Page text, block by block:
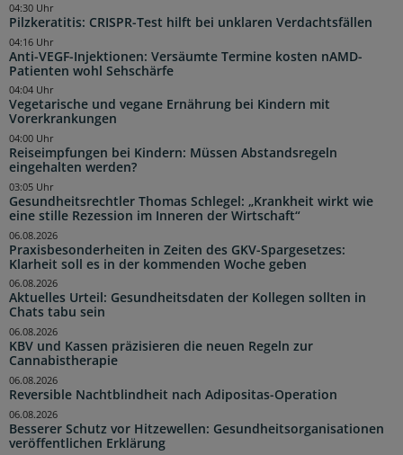
Pilzkeratitis: CRISPR-Test hilft bei unklaren Verdachtsfällen
04:30 Uhr
Anti-VEGF-Injektionen: Versäumte Termine kosten nAMD-
Patienten wohl Sehschärfe
04:16 Uhr
Vegetarische und vegane Ernährung bei Kindern mit
Vorerkrankungen
04:04 Uhr
Reiseimpfungen bei Kindern: Müssen Abstandsregeln
eingehalten werden?
04:00 Uhr
Gesundheitsrechtler Thomas Schlegel: „Krankheit wirkt wie
eine stille Rezession im Inneren der Wirtschaft“
03:05 Uhr
Praxisbesonderheiten in Zeiten des GKV-Spargesetzes:
Klarheit soll es in der kommenden Woche geben
06.08.2026
Aktuelles Urteil: Gesundheitsdaten der Kollegen sollten in
Chats tabu sein
06.08.2026
KBV und Kassen präzisieren die neuen Regeln zur
Cannabistherapie
06.08.2026
Reversible Nachtblindheit nach Adipositas-Operation
06.08.2026
Besserer Schutz vor Hitzewellen: Gesundheitsorganisationen
veröffentlichen Erklärung
06.08.2026